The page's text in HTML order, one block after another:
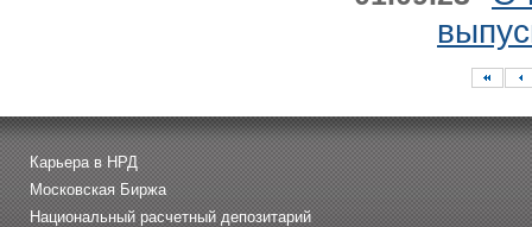
Карьера в НРД
Московская Биржа
Национальный расчетный депозитарий